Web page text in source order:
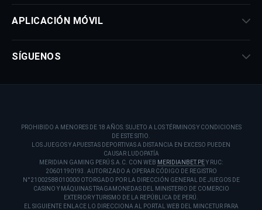
APLICACIÓN MÓVIL
SÍGUENOS
PROHIBIDO A MENORES DE 18 AÑOS. SUJETO A LOS TÉRMINOS Y CONDICIONES
DE ESTE SITIO.
LOS JUEGOS Y APUESTAS DEPORTIVAS A DISTANCIA EN EXCESO PUEDEN
CAUSAR LUDOPATÍA
MERIDIAN GAMING PERÚ S.A.C. CON WEB MERIDIANBET.PEY RUC:
20601190193. AUTORIZADO A OPERAR CÓDIGO DE REGISTRO
N°21002588010000 OTORGADO POR LA DIRECCIÓN GENERAL DE JUEGOS DE
CASINO Y MÁQUINAS TRAGAMONEDAS DEL MINISTERIO DE COMERCIO
EXTERIOR Y TURISMO DE LA REPÚBLICA DE PERÚ.
EL SIGUIENTE ENLACE LO DIRECCIONA AL PORTAL WEB DEL MINCETUR PARA